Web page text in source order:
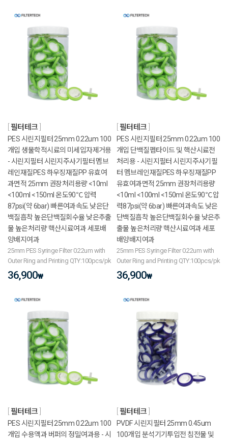
필터테크
PES 시린지필터 25mm 0.22um 100
개입 생물학적시료의 미세입자제거용
- 시린지필터 시린지주사기필터 멤브
레인재질PES 하우징재질PP 유효여
과면적 25mm 권장처리용량 <10ml
<100ml <150ml 온도90℃ 압력
87psi(약 6bar) 빠른여과속도 낮은단
백질흡착 높은단백질회수율 낮은추출
물 높은처리량 핵산시료여과 세포배
양배지여과
25mm PES Syringe Filter 0.22um with
Outer Ring and Printing QTY:100pcs/pk
36,900₩
필터테크
PES 시린지필터 25mm 0.22um 100
개입 단백질펩타이드 및 핵산시료전
처리용 - 시린지필터 시린지주사기필
터 멤브레인재질PES 하우징재질PP
유효여과면적 25mm 권장처리용량
<10ml <100ml <150ml 온도90℃ 압
력87psi(약 6bar) 빠른여과속도 낮은
단백질흡착 높은단백질회수율 낮은추
출물 높은처리량 핵산시료여과 세포
배양배지여과
25mm PES Syringe Filter 0.22um with
Outer Ring and Printing QTY:100pcs/pk
36,900₩
필터테크
PES 시린지필터 25mm 0.22um 100
개입 수용액과 버퍼의 정밀여과용 - 시
필터테크
PVDF 시린지필터 25mm 0.45um
100개입 분석기기투입전 침전물 및